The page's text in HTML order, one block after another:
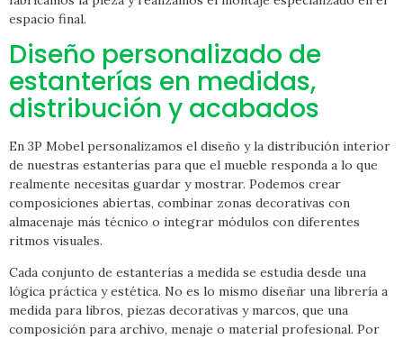
espacio final.
Diseño personalizado de
estanterías en medidas,
distribución y acabados
En 3P Mobel personalizamos el diseño y la distribución interior
de nuestras estanterías para que el mueble responda a lo que
realmente necesitas guardar y mostrar. Podemos crear
composiciones abiertas, combinar zonas decorativas con
almacenaje más técnico o integrar módulos con diferentes
ritmos visuales.
Cada conjunto de estanterías a medida se estudia desde una
lógica práctica y estética. No es lo mismo diseñar una librería a
medida para libros, piezas decorativas y marcos, que una
composición para archivo, menaje o material profesional. Por